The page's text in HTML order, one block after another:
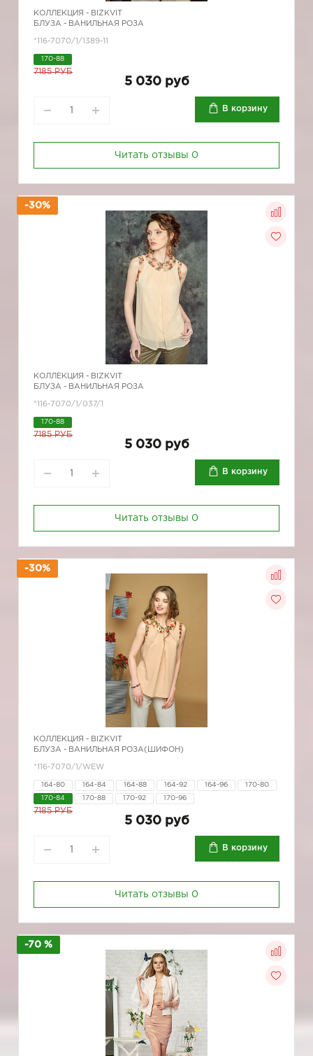
КОЛЛЕКЦИЯ - BIZKVIT
БЛУЗА - ВАНИЛЬНАЯ РОЗА
*116-7070/1/1389-11
170-88
7185 РУБ
5 030 руб
В корзину
Читать отзывы 0
-30%
КОЛЛЕКЦИЯ - BIZKVIT
БЛУЗА - ВАНИЛЬНАЯ РОЗА
*116-7070/1/037/1
170-88
7185 РУБ
5 030 руб
В корзину
Читать отзывы 0
-30%
КОЛЛЕКЦИЯ - BIZKVIT
БЛУЗА - ВАНИЛЬНАЯ РОЗА(ШИФОН)
*116-7070/1/WEW
164-80 164-84 164-88 164-92 164-96 170-80
170-84 170-88 170-92 170-96
7185 РУБ
5 030 руб
В корзину
Читать отзывы 0
-70 %